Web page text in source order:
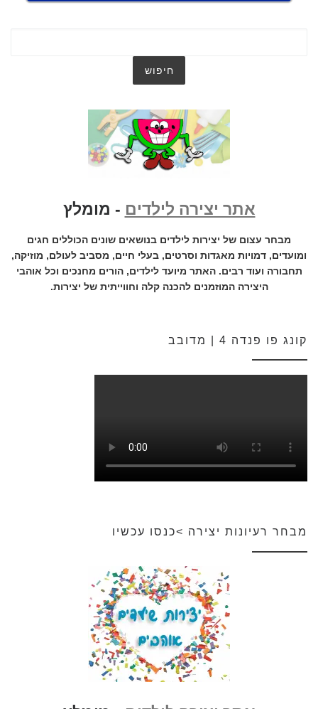
אתר יצירה לילדים - מומלץ
מבחר עצום של יצירות לילדים בנושאים שונים הכוללים חגים
ומועדים, דמויות מאגדות וסרטים, בעלי חיים, מסביב לעולם, מוזיקה,
תחבורה ועוד רבים. האתר מיועד לילדים, הורים מחנכים וכל אוהבי
היצירה המוזמנים להכנה קלה וחווייתית של יצירות.
קונג פו פנדה 4 | מדובב
מבחר רעיונות יצירה >כנסו עכשיו